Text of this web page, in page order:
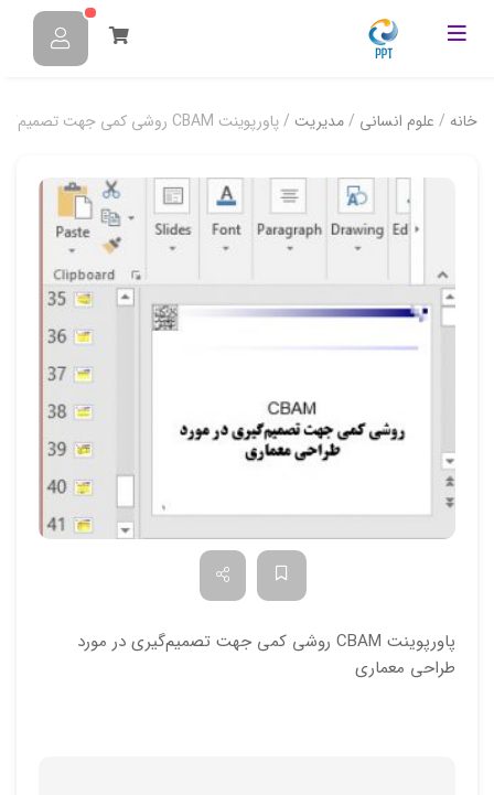
خانه / علوم انسانی /مدیریت / پاورپوینت CBAM روشي کمي جهت تصميم‌گيري در مورد طراحي معماري
پاورپوینت CBAM روشي کمي جهت تصميم‌گيري در مورد
طراحي معماري